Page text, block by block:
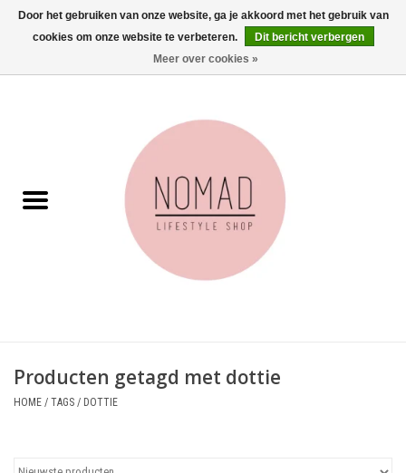
0 Artikelen - €0,00
Aan tafel
Producten getagd met dottie
HOME / TAGS / DOTTIE
Door het gebruiken van onze website, ga je akkoord met het gebruik van
cookies om onze website te verbeteren.
Dit bericht verbergen
Meer over cookies »